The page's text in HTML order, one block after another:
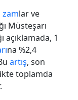
zamlar ve
Müsteşarı
açıklamada, 1
na %2,4
artış, son
toplamda